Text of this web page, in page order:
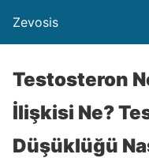
Zevosis
Testosteron
İlişkisi Ne?
Düşüklüğü